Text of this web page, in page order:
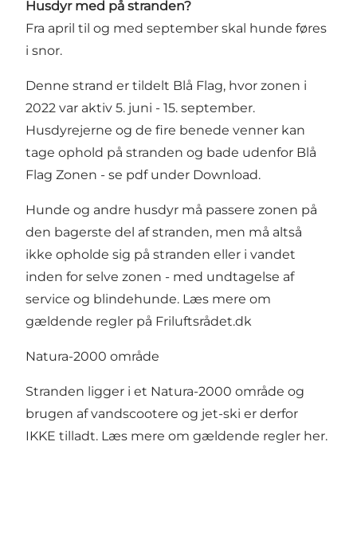
Husdyr med på stranden?
Fra april til og med september skal hunde føres
i snor.
Denne strand er tildelt Blå Flag, hvor zonen i
2022 var aktiv 5. juni - 15. september.
Husdyrejerne og de fire benede venner kan
tage ophold på stranden og bade udenfor Blå
Flag Zonen - se pdf under Download.
Hunde og andre husdyr må passere zonen på
den bagerste del af stranden, men må altså
ikke opholde sig på stranden eller i vandet
inden for selve zonen - med undtagelse af
service og blindehunde. Læs mere om
gældende regler på Friluftsrådet.dk
Natura-2000 område
Stranden ligger i et Natura-2000 område og
brugen af vandscootere og jet-ski er derfor
IKKE tilladt. Læs mere om gældende regler her.